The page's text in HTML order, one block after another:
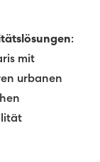
:
mit
urbanen